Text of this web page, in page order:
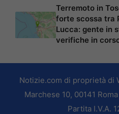
Terremoto in
forte scossa tra
Lucca: gente in
verifiche in
Notizie.com di proprietà di
Marchese 10, 00141
Partita I.V.A.